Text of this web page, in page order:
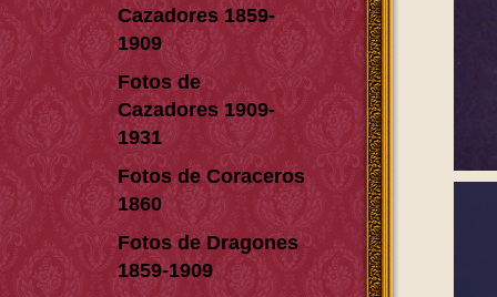
Cazadores 1859-
1909
Fotos de
Cazadores 1909-
1931
Fotos de Coraceros
1860
Fotos de Dragones
1859-1909